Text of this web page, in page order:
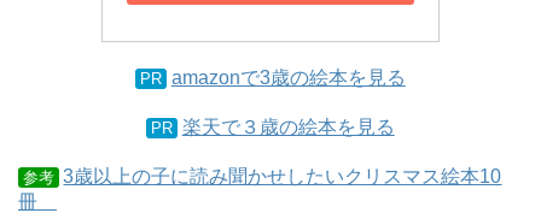
PR amazonで3歳の絵本を見る
PR 楽天で３歳の絵本を見る
参考 3歳以上の子に読み聞かせしたいクリスマス絵本10
冊